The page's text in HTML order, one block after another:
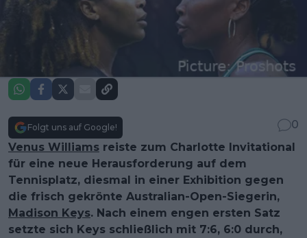
Folgt uns auf Google!
0
Venus Williams reiste zum Charlotte Invitational
für eine neue Herausforderung auf dem
Tennisplatz, diesmal in einer Exhibition gegen
die frisch gekrönte Australian-Open-Siegerin,
Madison Keys. Nach einem engen ersten Satz
setzte sich Keys schließlich mit 7:6, 6:0 durch,